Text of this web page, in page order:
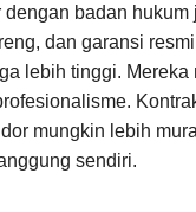
dengan badan hukum
dan garansi
lebih tinggi. Mereka
mungkin lebih
sendiri.